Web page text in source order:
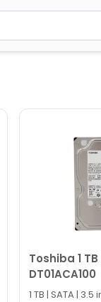
Toshiba 1
DT01ACA100
1 TB | SATA | 3.5